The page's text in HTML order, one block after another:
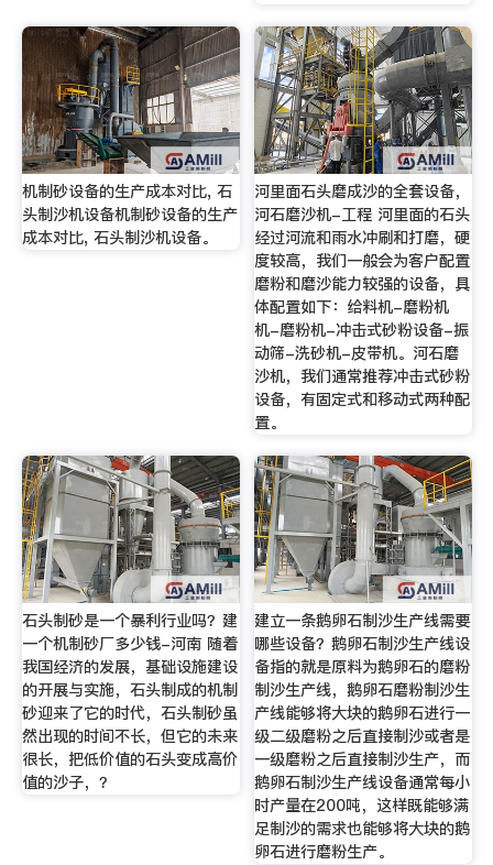
机制砂设备的生产成本对比, 石
头制沙机设备机制砂设备的生产
成本对比, 石头制沙机设备。
河里面石头磨成沙的全套设备，
河石磨沙机-工程 河里面的石头
经过河流和雨水冲刷和打磨，硬
度较高，我们一般会为客户配置
磨粉和磨沙能力较强的设备，具
体配置如下：给料机-磨粉机
机-磨粉机-冲击式砂粉设备-振
动筛-洗砂机-皮带机。河石磨
沙机，我们通常推荐冲击式砂粉
设备，有固定式和移动式两种配
置。
石头制砂是一个暴利行业吗？建
一个机制砂厂多少钱-河南 随着
我国经济的发展，基础设施建设
的开展与实施，石头制成的机制
砂迎来了它的时代，石头制砂虽
然出现的时间不长，但它的未来
很长，把低价值的石头变成高价
值的沙子，？
建立一条鹅卵石制沙生产线需要
哪些设备？鹅卵石制沙生产线设
备指的就是原料为鹅卵石的磨粉
制沙生产线，鹅卵石磨粉制沙生
产线能够将大块的鹅卵石进行一
级二级磨粉之后直接制沙或者是
一级磨粉之后直接制沙生产，而
鹅卵石制沙生产线设备通常每小
时产量在200吨，这样既能够满
足制沙的需求也能够将大块的鹅
卵石进行磨粉生产。